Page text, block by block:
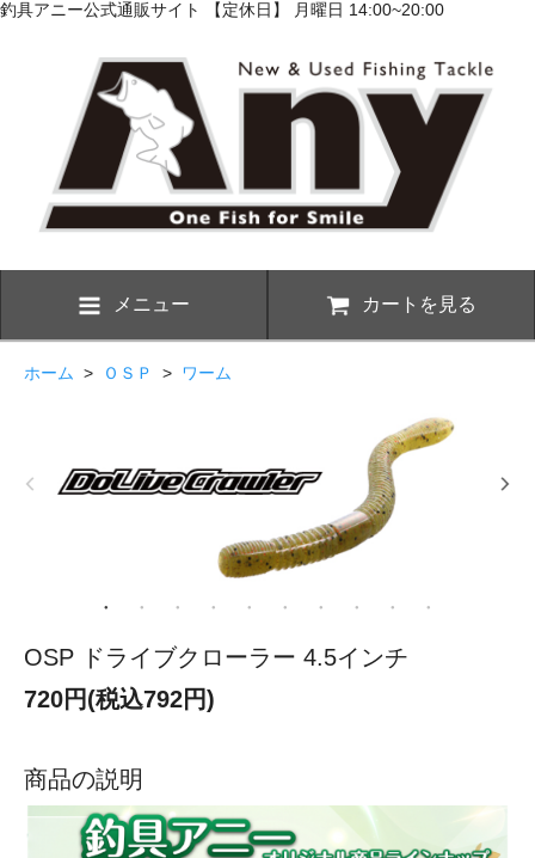
釣具アニー公式通販サイト 【定休日】 月曜日 14:00~20:00
メニュー カートを見る
ホーム > ＯＳＰ > ワーム
OSP ドライブクローラー 4.5インチ
720円(税込792円)
商品の説明